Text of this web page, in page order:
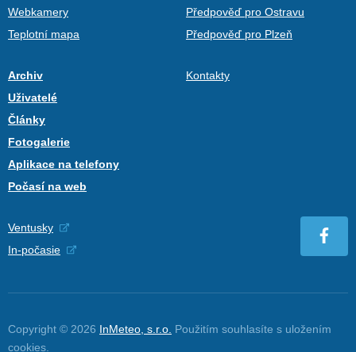
Webkamery
Teplotní mapa
Předpověď pro Ostravu
Předpověď pro Plzeň
Archiv
Uživatelé
Články
Fotogalerie
Aplikace na telefony
Počasí na web
Kontakty
Ventusky
In-počasie
Copyright © 2026 InMeteo, s.r.o. Použitím souhlasíte s uložením
cookies